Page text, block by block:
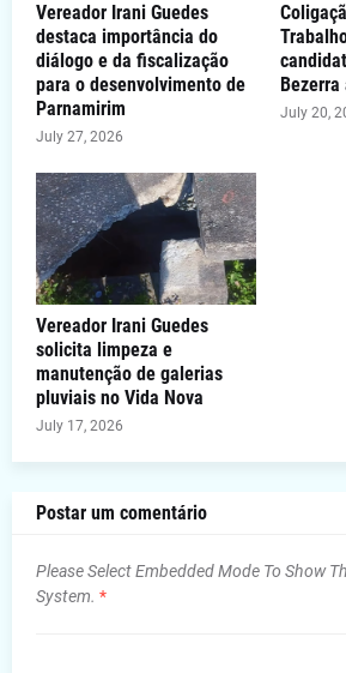
Vereador Irani Guedes
destaca importância do
diálogo e da fiscalização
para o desenvolvimento de
Parnamirim
July 27, 2026
Bezerra
July 20,
Vereador Irani Guedes
solicita limpeza e
manutenção de galerias
pluviais no Vida Nova
July 17, 2026
Postar um comentário
Please Select Embedded Mode To Show
System. *